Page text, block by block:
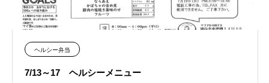
ヘルシー弁当
7/13～17 ヘルシーメニュー